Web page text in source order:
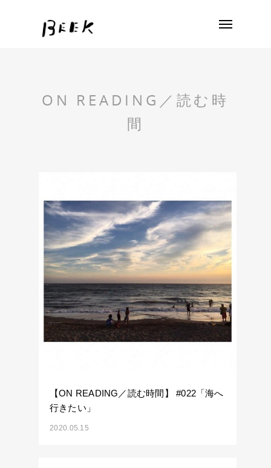
ON READING／読む時
間
【ON READING／読む時間】 #022「海へ
行きたい」
2020.05.15